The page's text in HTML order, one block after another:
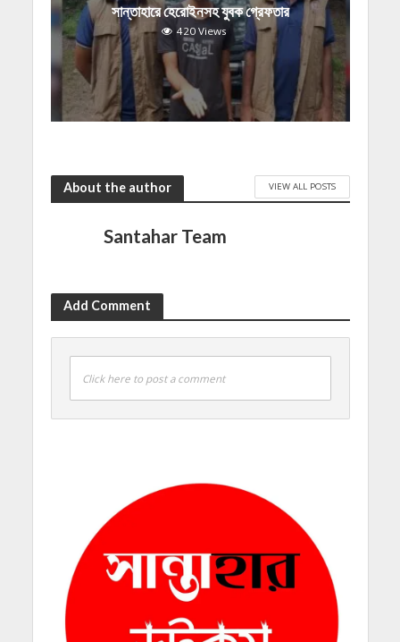
সান্তাহারে হেরোইনসহ যুবক গ্রেফতার
420 Views
About the author VIEW ALL POSTS
Santahar Team
Add Comment
Click here to post a comment